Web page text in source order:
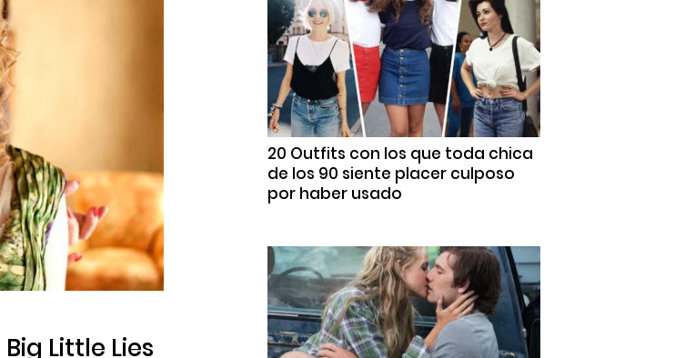
Big Little Lies
20 Outfits con los que toda chica
de los 90 siente placer culposo
por haber usado